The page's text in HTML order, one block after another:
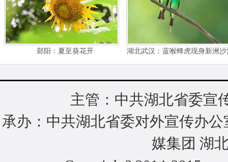
郧阳：夏至葵花开
湖北武汉：蓝喉蜂虎现身新洲
户端采稿）
主管：中共湖北省委宣
承办：中共湖北省委对外宣传办
媒集团 湖